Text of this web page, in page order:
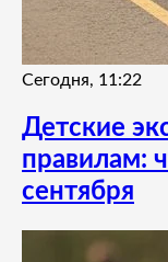
Сегодня, 11:22
Детские
правилам:
сентября